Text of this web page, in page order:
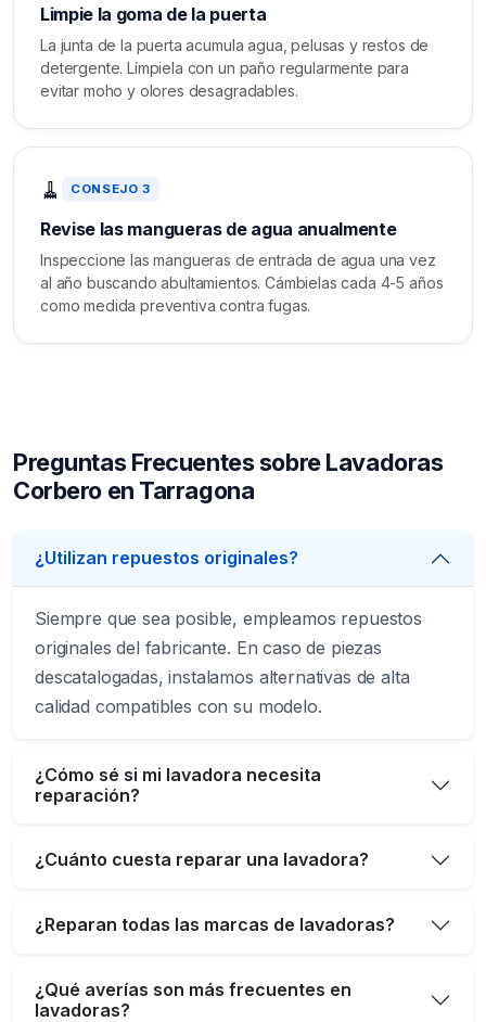
Limpie la goma de la puerta
La junta de la puerta acumula agua, pelusas y restos de
detergente. Límpiela con un paño regularmente para
evitar moho y olores desagradables.
🧹 CONSEJO 3
Revise las mangueras de agua anualmente
Inspeccione las mangueras de entrada de agua una vez
al año buscando abultamientos. Cámbielas cada 4-5 años
como medida preventiva contra fugas.
Preguntas Frecuentes sobre Lavadoras
Corbero en Tarragona
¿Utilizan repuestos originales?
Siempre que sea posible, empleamos repuestos
originales del fabricante. En caso de piezas
descatalogadas, instalamos alternativas de alta
calidad compatibles con su modelo.
¿Cómo sé si mi lavadora necesita
reparación?
¿Cuánto cuesta reparar una lavadora?
¿Reparan todas las marcas de lavadoras?
¿Qué averías son más frecuentes en
lavadoras?